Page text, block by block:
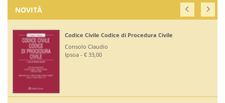
NOVITÀ
Codice Civile Codice di Procedura Civile
Consolo Claudio
Ipsoa - € 33,00